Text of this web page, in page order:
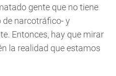
gente que no tiene
de narcotráfico- y
Entonces, hay que mirar
la realidad que estamos